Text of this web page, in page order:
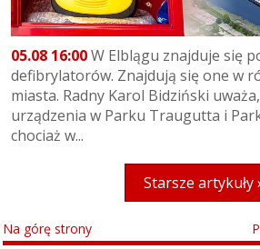
05.08 16:00W Elblągu znajduje się
defibrylatorów. Znajdują się one w
miasta. Radny Karol Bidziński
urządzenia w Parku Traugutta i
chociaż w...
Starsze artykuły
Na górę strony